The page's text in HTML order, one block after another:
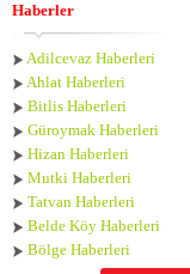
Haberler
Adilcevaz Haberleri
Ahlat Haberleri
Bitlis Haberleri
Güroymak Haberleri
Hizan Haberleri
Mutki Haberleri
Tatvan Haberleri
Belde Köy Haberleri
Bölge Haberleri